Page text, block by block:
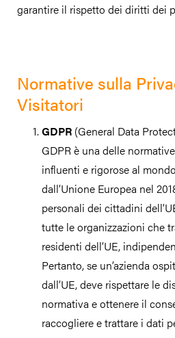
garantire il rispetto dei diritti dei
Normative sulla
Visitatori
GDPR (General Data
GDPR è una delle
influenti e rigorose al
dall’Unione Europea nel
personali dei cittadini
tutte le organizzazioni che
residenti dell’UE,
Pertanto, se un’azienda
dall’UE, deve rispettare le
normativa e ottenere il
raccogliere e trattare i dati